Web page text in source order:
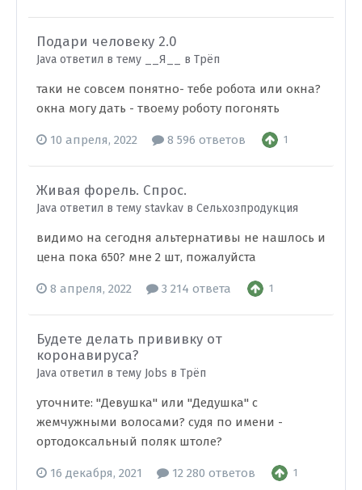
Подари человеку 2.0
Java ответил в тему __Я__ в Трёп
таки не совсем понятно- тебе робота или окна?
окна могу дать - твоему роботу погонять
10 апреля, 2022 8 596 ответов 1
Живая форель. Спрос.
Java ответил в тему stavkav в Сельхозпродукция
видимо на сегодня альтернативы не нашлось и
цена пока 650? мне 2 шт, пожалуйста
8 апреля, 2022 3 214 ответа 1
Будете делать прививку от
коронавируса?
Java ответил в тему Jobs в Трёп
уточните: "Девушка" или "Дедушка" с
жемчужными волосами? судя по имени -
ортодоксальный поляк штоле?
16 декабря, 2021 12 280 ответов 1